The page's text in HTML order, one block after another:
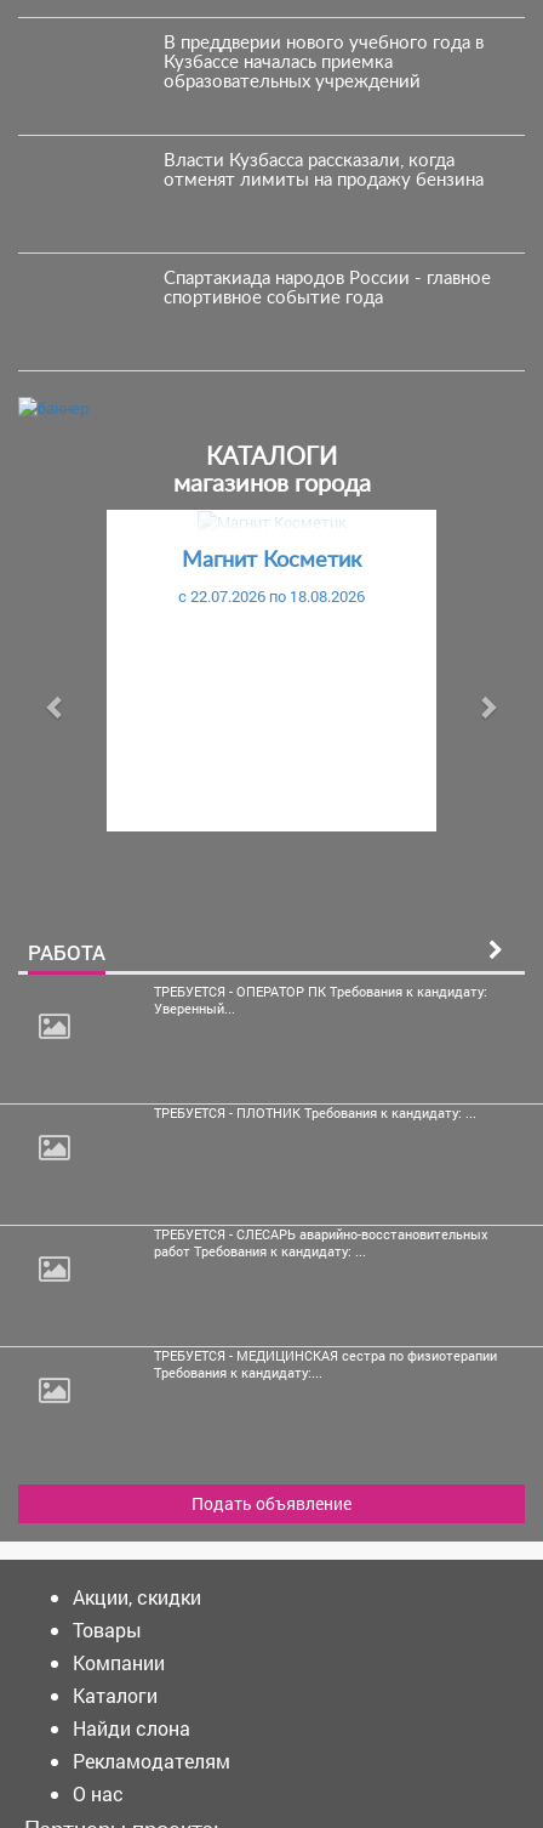
В преддверии нового учебного года в
Кузбассе началась приемка
образовательных учреждений
Власти Кузбасса рассказали, когда
отменят лимиты на продажу бензина
Спартакиада народов России - главное
спортивное событие года
КАТАЛОГИ
магазинов города
Магнит Косметик
c 22.07.2026 по 18.08.2026
РАБОТА
ТРЕБУЕТСЯ - ОПЕРАТОР ПК Требования к кандидату:
Уверенный...
ТРЕБУЕТСЯ - ПЛОТНИК Требования к кандидату: ...
ТРЕБУЕТСЯ - СЛЕСАРЬ аварийно-восстановительных
работ Требования к кандидату: ...
ТРЕБУЕТСЯ - МЕДИЦИНСКАЯ сестра по физиотерапии
Требования к кандидату:...
Подать объявление
Акции, скидки
Товары
Компании
Каталоги
Найди слона
Рекламодателям
О нас